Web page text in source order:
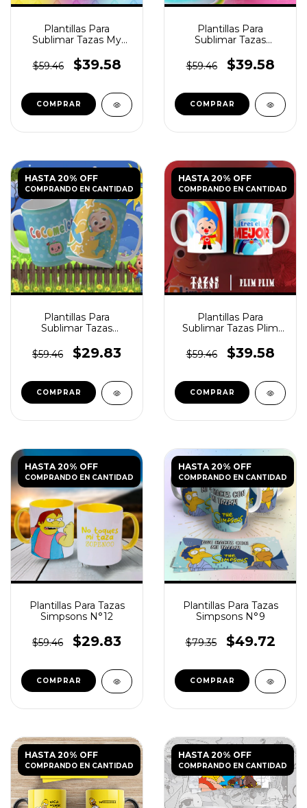
Plantillas Para
Sublimar Tazas My
$59.46
$39.58
Plantillas Para
Sublimar Tazas
$59.46
$39.58
HASTA 20% OFF
COMPRANDO EN CANTIDAD
Plantillas Para
Sublimar Tazas
$59.46
$29.83
HASTA 20% OFF
COMPRANDO EN CANTIDAD
Plantillas Para
Sublimar Tazas Plim
$59.46
$39.58
HASTA 20% OFF
COMPRANDO EN CANTIDAD
Plantillas Para Tazas
Simpsons N°12
$59.46 $29.83
HASTA 20% OFF
COMPRANDO EN CANTIDAD
Plantillas Para Tazas
Simpsons N°9
$79.35 $49.72
HASTA 20% OFF
COMPRANDO EN CANTIDAD
HASTA 20% OFF
COMPRANDO EN CANTIDAD